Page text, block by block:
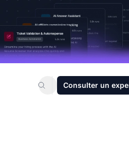
Consulter un